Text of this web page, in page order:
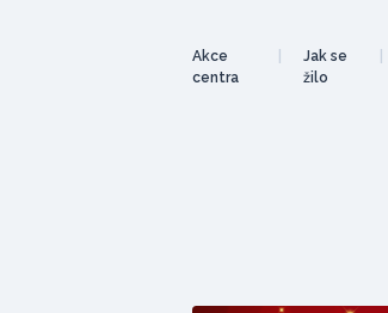
Akce
centra
Jak se
žilo